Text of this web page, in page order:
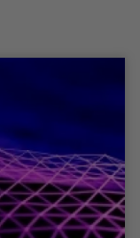
evolucionando hasta
capacidad operativa